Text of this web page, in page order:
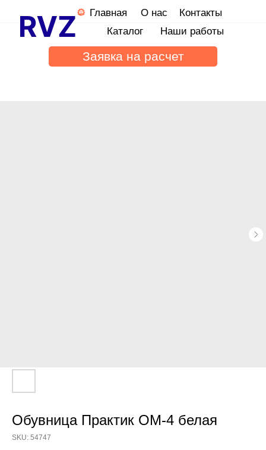
Главная
О нас
Наши работы
Каталог
Контакты
Заявка на расчет
Обувница Практик ОМ-4 белая
SKU: 54747